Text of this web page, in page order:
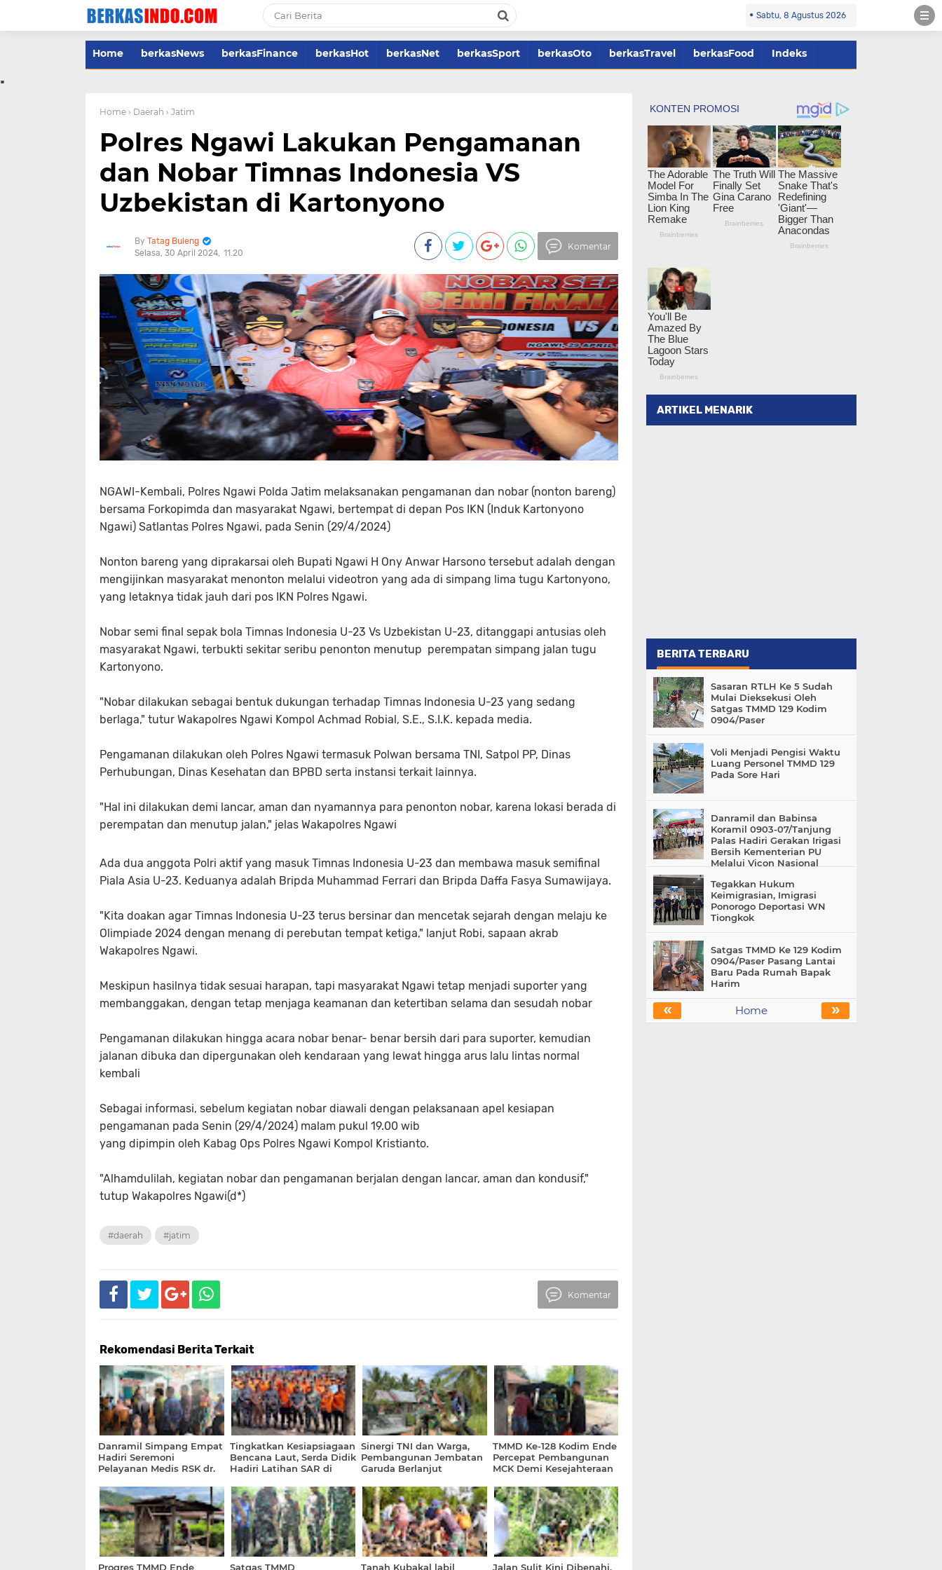
Sabtu, 8 Agustus 2026
Home berkasNews berkasFinance berkasHot berkasNet berkasSport berkasOto berkasTravel berkasFood Indeks
.
Home › Daerah › Jatim
Polres Ngawi Lakukan Pengamanan
dan Nobar Timnas Indonesia VS
Uzbekistan di Kartonyono
Tatag Buleng
Selasa, 30 April 2024 11.20
Komentar
NGAWI-Kembali, Polres Ngawi Polda Jatim melaksanakan pengamanan dan nobar (nonton bareng)
bersama Forkopimda dan masyarakat Ngawi, bertempat di depan Pos IKN (Induk Kartonyono
Ngawi) Satlantas Polres Ngawi, pada Senin (29/4/2024)
Nonton bareng yang diprakarsai oleh Bupati Ngawi H Ony Anwar Harsono tersebut adalah dengan
mengijinkan masyarakat menonton melalui videotron yang ada di simpang lima tugu Kartonyono,
yang letaknya tidak jauh dari pos IKN Polres Ngawi.
Nobar semi final sepak bola Timnas Indonesia U-23 Vs Uzbekistan U-23, ditanggapi antusias oleh
masyarakat Ngawi, terbukti sekitar seribu penonton menutup perempatan simpang jalan tugu
Kartonyono.
"Nobar dilakukan sebagai bentuk dukungan terhadap Timnas Indonesia U-23 yang sedang
berlaga," tutur Wakapolres Ngawi Kompol Achmad Robial, S.E., S.I.K. kepada media.
Pengamanan dilakukan oleh Polres Ngawi termasuk Polwan bersama TNI, Satpol PP, Dinas
Perhubungan, Dinas Kesehatan dan BPBD serta instansi terkait lainnya.
"Hal ini dilakukan demi lancar, aman dan nyamannya para penonton nobar, karena lokasi berada di
perempatan dan menutup jalan," jelas Wakapolres Ngawi
Ada dua anggota Polri aktif yang masuk Timnas Indonesia U-23 dan membawa masuk semifinal
Piala Asia U-23. Keduanya adalah Bripda Muhammad Ferrari dan Bripda Daffa Fasya Sumawijaya.
"Kita doakan agar Timnas Indonesia U-23 terus bersinar dan mencetak sejarah dengan melaju ke
Olimpiade 2024 dengan menang di perebutan tempat ketiga," lanjut Robi, sapaan akrab
Wakapolres Ngawi.
Meskipun hasilnya tidak sesuai harapan, tapi masyarakat Ngawi tetap menjadi suporter yang
membanggakan, dengan tetap menjaga keamanan dan ketertiban selama dan sesudah nobar
Pengamanan dilakukan hingga acara nobar benar- benar bersih dari para suporter, kemudian
jalanan dibuka dan dipergunakan oleh kendaraan yang lewat hingga arus lalu lintas normal
kembali
Sebagai informasi, sebelum kegiatan nobar diawali dengan pelaksanaan apel kesiapan
pengamanan pada Senin (29/4/2024) malam pukul 19.00 wib
yang dipimpin oleh Kabag Ops Polres Ngawi Kompol Kristianto.
"Alhamdulilah, kegiatan nobar dan pengamanan berjalan dengan lancar, aman dan kondusif,"
tutup Wakapolres Ngawi(d*)
#daerah #jatim
Komentar
Rekomendasi Berita Terkait
Danramil Simpang Empat
Hadiri Seremoni
Pelayanan Medis RSK dr.
Peduli
Tingkatkan Kesiapsiagaan
Bencana Laut, Serda Didik
Hadiri Latihan SAR di
Sinergi TNI dan Warga,
Pembangunan Jembatan
Garuda Berlanjut
TMMD Ke-128 Kodim Ende
Percepat Pembangunan
MCK Demi Kesejahteraan
Progres TMMD Ende Satgas TMMD Tanah Kubakal labil Jalan Sulit Kini Dibenahi,
ARTIKEL MENARIK
BERITA TERBARU
Sasaran RTLH Ke 5 Sudah
Mulai Dieksekusi Oleh
Satgas TMMD 129 Kodim
0904/Paser
Voli Menjadi Pengisi Waktu
Luang Personel TMMD 129
Pada Sore Hari
Danramil dan Babinsa
Koramil 0903-07/Tanjung
Palas Hadiri Gerakan Irigasi
Bersih Kementerian PU
Melalui Vicon Nasional
Tegakkan Hukum
Keimigrasian, Imigrasi
Ponorogo Deportasi WN
Tiongkok
Satgas TMMD Ke 129 Kodim
0904/Paser Pasang Lantai
Baru Pada Rumah Bapak
Harim
« »
Home